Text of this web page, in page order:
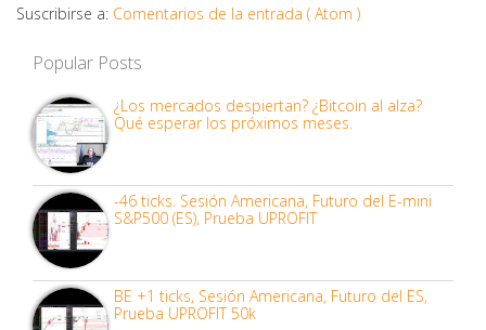
Suscribirse a: Comentarios de la entrada ( Atom )
Popular Posts
¿Los mercados despiertan? ¿Bitcoin al alza?
Qué esperar los próximos meses.
-46 ticks. Sesión Americana, Futuro del E-mini
S&P500 (ES), Prueba UPROFIT
BE +1 ticks, Sesión Americana, Futuro del ES,
Prueba UPROFIT 50k